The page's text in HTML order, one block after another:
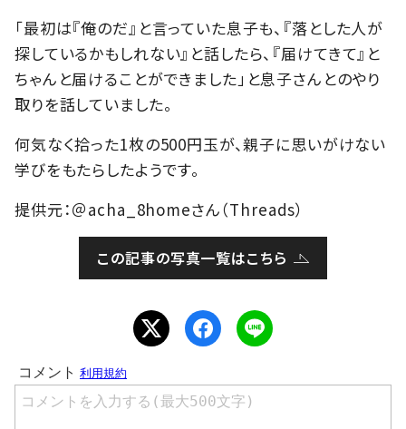
「最初は『俺のだ』と言っていた息子も、『落とした人が
探しているかもしれない』と話したら、『届けてきて』と
ちゃんと届けることができました」と息子さんとのやり
取りを話していました。
何気なく拾った1枚の500円玉が、親子に思いがけない
学びをもたらしたようです。
提供元：＠acha_8homeさん（Threads）
この記事の写真一覧はこちら